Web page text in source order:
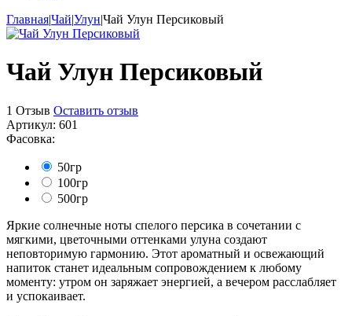
Главная|Чай|Улун|Чай Улун Персиковый
Чай Улун Персиковый
1 Отзыв Оставить отзыв
Артикул: 601
Фасовка:
50гр
100гр
500гр
Яркие солнечные ноты спелого персика в сочетании с
мягкими, цветочными оттенками улуна создают
неповторимую гармонию. Этот ароматный и освежающий
напиток станет идеальным сопровождением к любому
моменту: утром он заряжает энергией, а вечером расслабляет
и успокаивает.